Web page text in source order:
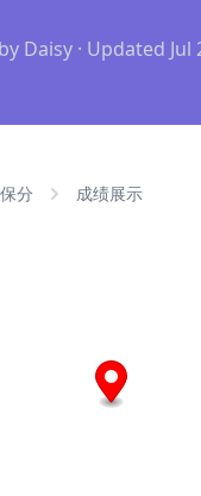
by Daisy · Updated Jul
分 成绩展示